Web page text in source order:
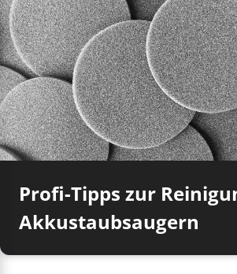
Profi-Tipps zur
Akkustaubsaugern